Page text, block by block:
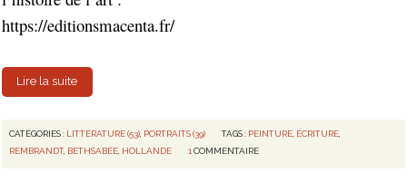
https://editionsmacenta.fr/
Lire la suite
CATÉGORIES : LITTÉRATURE (53) PORTRAITS (39) TAGS : PEINTURE ÉCRITURE
REMBRANDT, BETHSABÉE HOLLANDE 1 COMMENTAIRE